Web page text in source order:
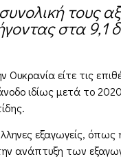
τους
στα 9,1
Ουκρανία είτε τις
ιδίως μετά το
εξαγωγείς,
ανάπτυξη των